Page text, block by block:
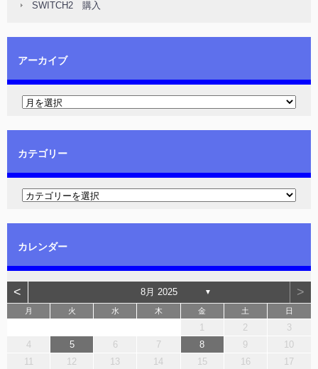
SWITCH2 購入
アーカイブ
カテゴリー
カレンダー
< 8月 2025 ▼ >
月 火 水 木 金 土 日
1 2
3
4
5 6 7 8 9
10
11
12 13 14 15 16 17